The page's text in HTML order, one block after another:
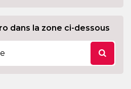
dans la zone ci-dessous